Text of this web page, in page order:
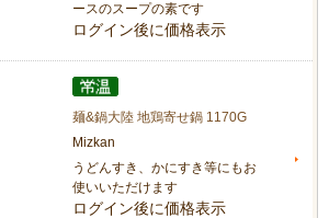
ースのスープの素です
ログイン後に価格表示
麺&鍋大陸 地鶏寄せ鍋 1170G
Mizkan
うどんすき、かにすき等にもお
使いいただけます
ログイン後に価格表示